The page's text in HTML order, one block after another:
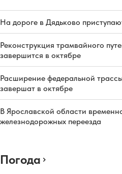
На дороге в Дядьково
Реконструкция трамвайного
завершится в октябре
Расширение федеральной
завершат в октябре
В Ярославской области
железнодорожных переезда
Погода